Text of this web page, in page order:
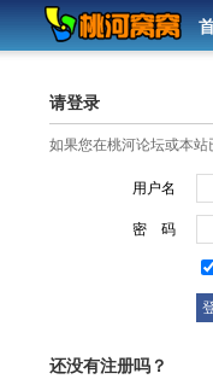
请登录
如果您在桃河论坛或本
用户名
密 码
还没有注册吗？